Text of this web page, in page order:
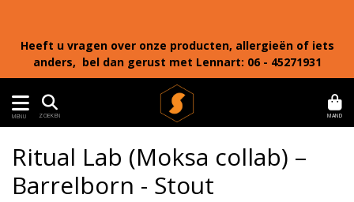
Heeft u vragen over onze producten, allergieën of iets
anders, bel dan gerust met Lennart: 06 - 45271931
MENU ZOEKEN MAND
Ritual Lab (Moksa collab) –
Barrelborn - Stout